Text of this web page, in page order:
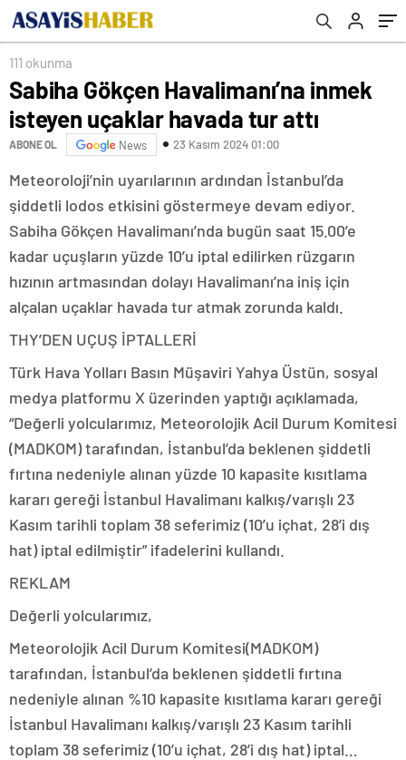
111 okunma
Sabiha Gökçen Havalimanı’na inmek
isteyen uçaklar havada tur attı
ABONE OL News 23 Kasım 2024 01:00
Meteoroloji’nin uyarılarının ardından İstanbul’da
şiddetli lodos etkisini göstermeye devam ediyor.
Sabiha Gökçen Havalimanı’nda bugün saat 15.00’e
kadar uçuşların yüzde 10’u iptal edilirken rüzgarın
hızının artmasından dolayı Havalimanı’na iniş için
alçalan uçaklar havada tur atmak zorunda kaldı.
THY’DEN UÇUŞ İPTALLERİ
Türk Hava Yolları Basın Müşaviri Yahya Üstün, sosyal
medya platformu X üzerinden yaptığı açıklamada,
“Değerli yolcularımız, Meteorolojik Acil Durum Komitesi
(MADKOM) tarafından, İstanbul’da beklenen şiddetli
fırtına nedeniyle alınan yüzde 10 kapasite kısıtlama
kararı gereği İstanbul Havalimanı kalkış/varışlı 23
Kasım tarihli toplam 38 seferimiz (10’u içhat, 28’i dış
hat) iptal edilmiştir” ifadelerini kullandı.
REKLAM
Değerli yolcularımız,
Meteorolojik Acil Durum Komitesi(MADKOM)
tarafından, İstanbul’da beklenen şiddetli fırtına
nedeniyle alınan %10 kapasite kısıtlama kararı gereği
İstanbul Havalimanı kalkış/varışlı 23 Kasım tarihli
toplam 38 seferimiz (10’u içhat, 28’i dış hat) iptal…